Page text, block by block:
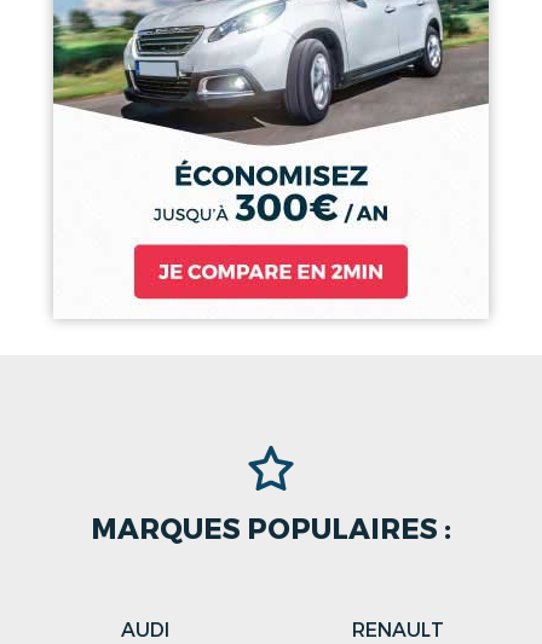
MARQUES POPULAIRES :
AUDI
RENAULT